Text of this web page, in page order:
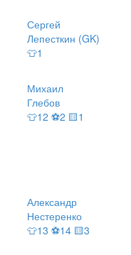
Сергей
Лепесткин (GK)
👕1
Михаил
Глебов
👕12 ⚽2 🟨1
Александр
Нестеренко
👕13 ⚽14 🟨3